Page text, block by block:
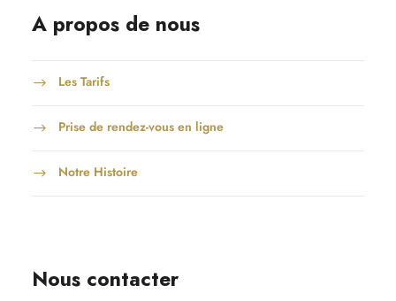
A propos de nous
Les Tarifs
Prise de rendez-vous en ligne
Notre Histoire
Nous contacter